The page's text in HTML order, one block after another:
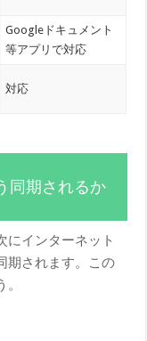
Googleドキュメント
等アプリで対応
対応
同期されるか
にインターネット
期されます。この